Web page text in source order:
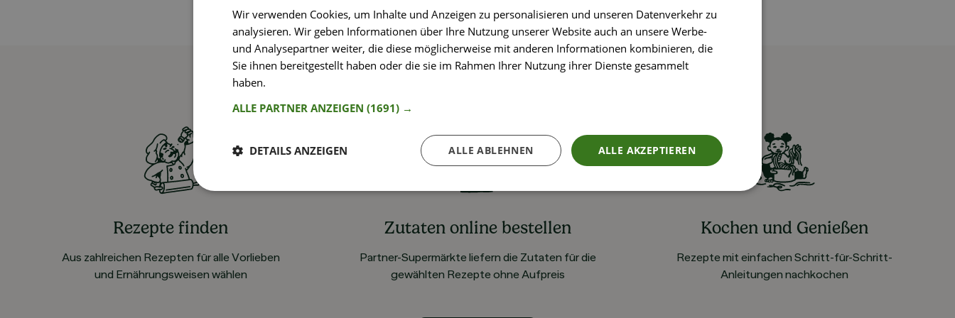
Rezepte finden
Aus zahlreichen Rezepten für alle Vorlieben
und Ernährungsweisen wählen
Zutaten online bestellen
Partner-Supermärkte liefern die Zutaten für die
gewählten Rezepte ohne Aufpreis
Kochen und Genießen
Rezepte mit einfachen Schritt-für-Schritt-
Anleitungen nachkochen
Wir verwenden Cookies, um Inhalte und Anzeigen zu personalisieren und unseren Datenverkehr zu
analysieren. Wir geben Informationen über Ihre Nutzung unserer Website auch an unsere Werbe-
und Analysepartner weiter, die diese möglicherweise mit anderen Informationen kombinieren, die
Sie ihnen bereitgestellt haben oder die sie im Rahmen Ihrer Nutzung ihrer Dienste gesammelt
haben.
ALLE PARTNER ANZEIGEN (1691) →
ALLE AKZEPTIEREN
ALLE ABLEHNEN
DETAILS ANZEIGEN